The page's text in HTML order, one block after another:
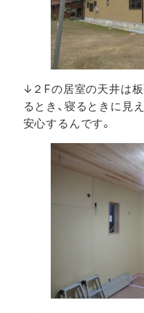
↓２Fの居室の天井は
るとき、寝るときに見
安心するんです。